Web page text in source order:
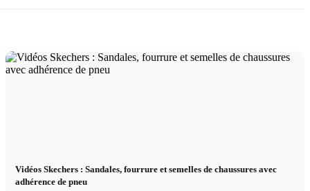
Vidéos Skechers : Sandales, fourrure et semelles de chaussures avec
adhérence de pneu